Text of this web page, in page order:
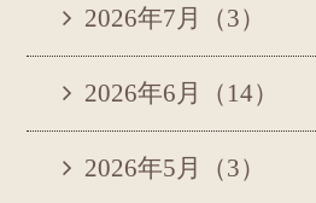
2026年7月（3）
2026年6月（14）
2026年5月（3）